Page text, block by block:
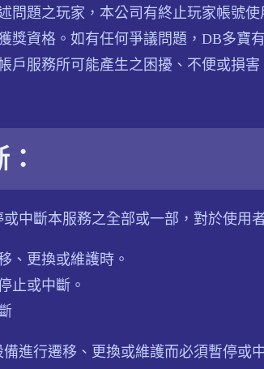
問題之玩家，本公司有終止玩家帳號
獎資格。如有任何爭議問題，DB多寶
戶服務所可能產生之困擾、不便或損
中斷本服務之全部或一部，對於使用
、更換或維護時。
止或中斷。
進行遷移、更換或維護而必須暫停或